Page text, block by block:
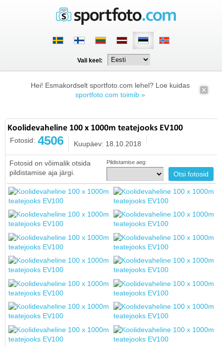
Vali keel:
Hei! Esmakordselt sportfoto.com lehel? Loe kuidas
sportfoto.com toimib »
Koolidevaheline 100 x 1000m teatejooks EV100
Fotosid: 4506 Kuupäev: 18.10.2018
Fotosid on võimalik otsida
pildistamise aja järgi.
Pildistamise aeg: